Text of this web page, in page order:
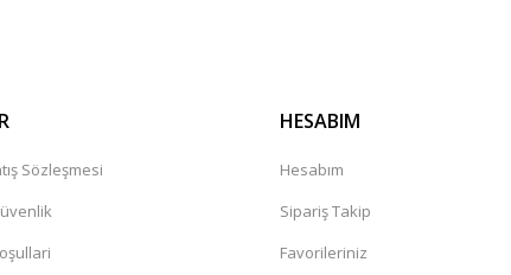
Sözleşmesi
HESABIM
Hesabım
Sipariş Takip
Favorileriniz